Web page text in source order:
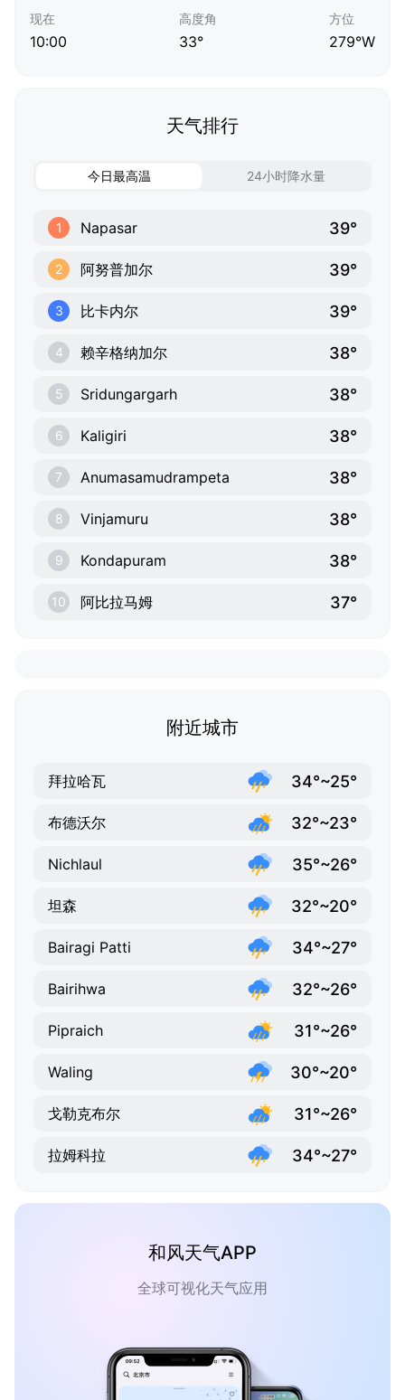
现在
10:00
高度角
33°
方位
279°W
天气排行
今日最高温 24小时降水量
1 Napasar 39°
2 阿努普加尔 39°
3 比卡内尔 39°
4 赖辛格纳加尔 38°
5 Sridungargarh 38°
6 Kaligiri 38°
7 Anumasamudrampeta 38°
8 Vinjamuru 38°
9 Kondapuram 38°
10 阿比拉马姆 37°
附近城市
拜拉哈瓦 34°~25°
布德沃尔 32°~23°
Nichlaul 35°~26°
坦森 32°~20°
Bairagi Patti 34°~27°
Bairihwa 32°~26°
Pipraich 31°~26°
Waling 30°~20°
戈勒克布尔 31°~26°
拉姆科拉 34°~27°
和风天气APP
全球可视化天气应用